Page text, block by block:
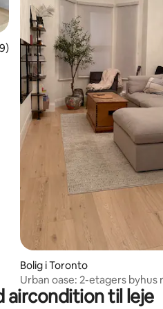
af 5 i gennemsnitlig bedømmelse,
Bolig i Toronto
Urban oase: 2-etagers byhus
parkering
aircondition til leje